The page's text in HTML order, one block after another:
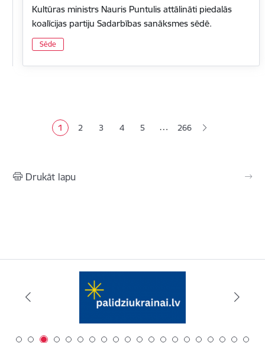
Kultūras ministrs Nauris Puntulis attālināti piedalās
koalīcijas partiju Sadarbības sanāksmes sēdē.
Sēde
Pašreizējā lapa
1 Lapa
2 Lapa
3 Lapa
4 Lapa
5 … 266
Drukāt lapu